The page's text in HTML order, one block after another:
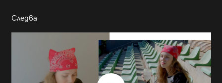
Следва